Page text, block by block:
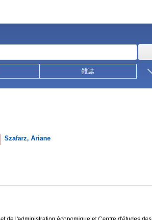
雑誌
Szafarz, Ariane